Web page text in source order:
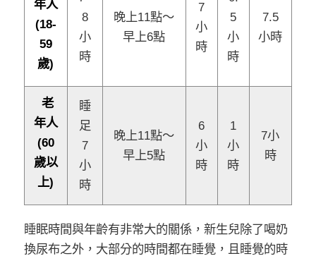
年人
(18-
59
歲)
8
小
時
晚上11點～
早上6點
7
小
時
5
小
時
7.5
小時
老
年人
(60
歲以
上)
睡
足
7
小
時
晚上11點～
早上5點
6
小
時
1
小
時
7小
時
睡眠時間與年齡有非常大的關係，新生兒除了喝奶
換尿布之外，大部分的時間都在睡覺，且睡覺的時